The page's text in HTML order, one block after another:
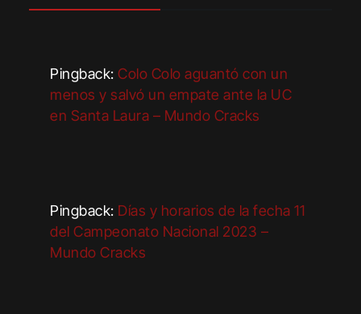
Pingback:Colo Colo aguantó con un
menos y salvó un empate ante la UC
en Santa Laura – Mundo Cracks
Pingback: Días y horarios de la fecha 11
del Campeonato Nacional 2023 –
Mundo Cracks